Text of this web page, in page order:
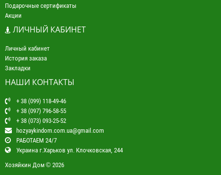
Подарочные сертификаты
Акции
ЛИЧНЫЙ КАБИНЕТ
Личный кабинет
История заказа
Закладки
НАШИ КОНТАКТЫ
+ 38 (099) 118-49-46
+ 38 (097) 796-58-55
+ 38 (073) 093-25-52
hozyaykindom.com.ua@gmail.com
РАБОТАЕМ 24/7
Украина г.Харьков ул. Клочковская, 244
Хозяйкин Дом © 2026